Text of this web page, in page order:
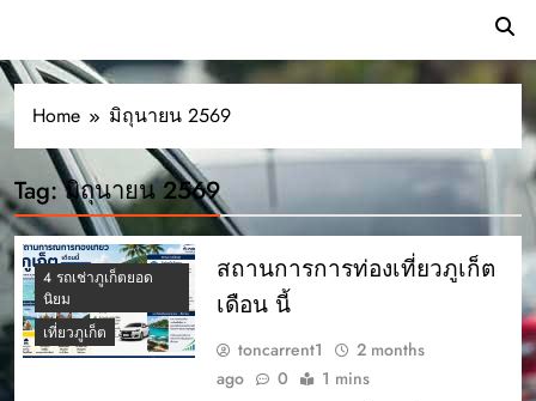
Home มิถุนายน 2569
Tag:มิถุนายน 2569
4 รถเช่าภูเก็ตยอด
นิยม
เที่ยวภูเก็ต
สถานการการท่องเที่ยวภูเก็ต
เดือน นี้
toncarrent1
2 months
ago
0 1 mins